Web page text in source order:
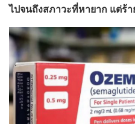
ไปจนถึงสภาวะที่หายาก แต่ร้า